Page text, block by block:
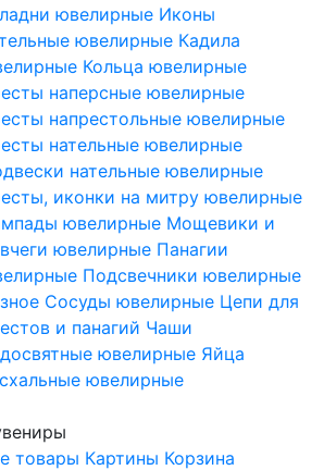
ювелирные Иконы
ювелирные Кадила
Кольца ювелирные
наперсные ювелирные
напрестольные ювелирные
нательные ювелирные
нательные ювелирные
иконки на митру ювелирные
ювелирные Мощевики и
ювелирные Панагии
Подсвечники ювелирные
Сосуды ювелирные Цепи для
и панагий Чаши
ювелирные Яйца
ювелирные
товары Картины Корзина